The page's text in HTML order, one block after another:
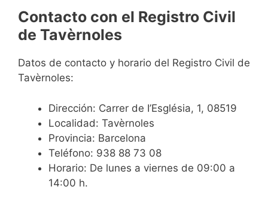
Contacto con el Registro Civil
de Tavèrnoles
Datos de contacto y horario del Registro Civil de
Tavèrnoles:
Dirección: Carrer de I’Església, 1, 08519
Localidad: Tavèrnoles
Provincia: Barcelona
Teléfono: 938 88 73 08
Horario: De lunes a viernes de 09:00 a
14:00 h.